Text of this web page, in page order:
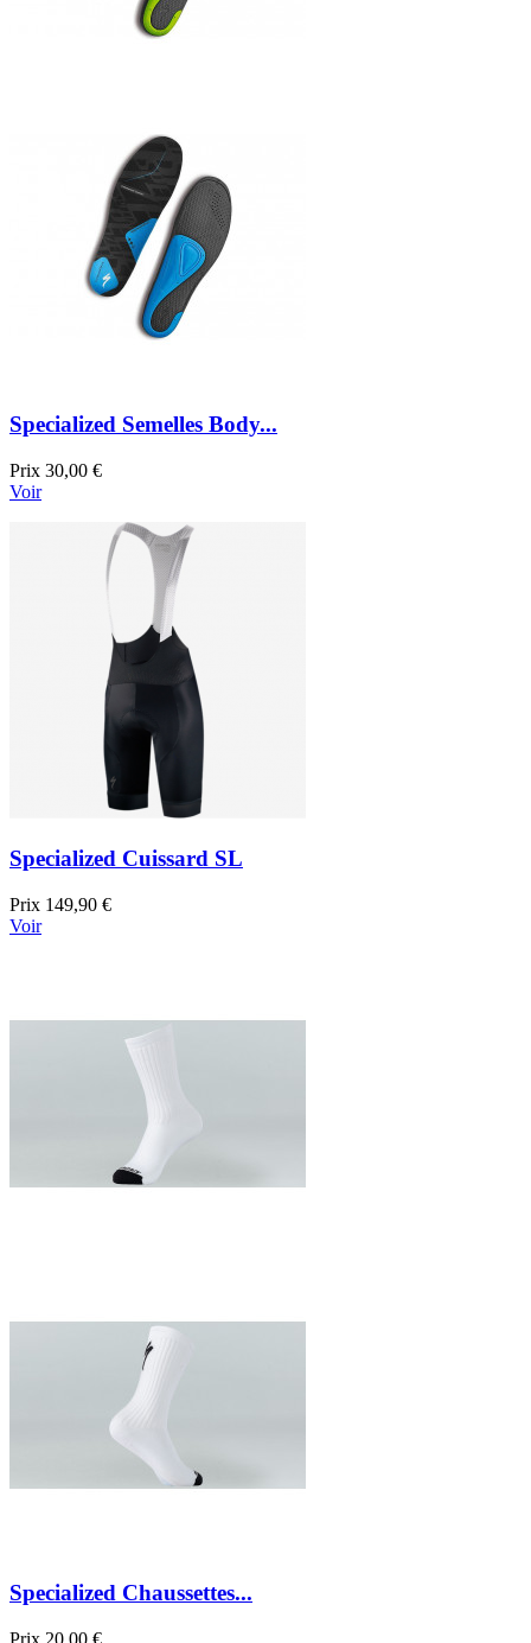
Specialized Semelles Body...
Prix 30,00 €
Voir
Specialized Cuissard SL
Prix 149,90 €
Voir
Specialized Chaussettes...
Prix 20,00 €